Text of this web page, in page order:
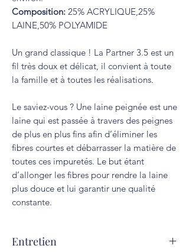
Composition: 25% ACRYLIQUE,25%
LAINE,50% POLYAMIDE
Un grand classique ! La Partner 3.5 est un
fil très doux et délicat, il convient à toute
la famille et à toutes les réalisations.
Le saviez-vous ? Une laine peignée est une
laine qui est passée à travers des peignes
de plus en plus fins afin d’éliminer les
fibres courtes et débarrasser la matière de
toutes ces impuretés. Le but étant
d’allonger les fibres pour rendre la laine
plus douce et lui garantir une qualité
constante.
Entretien